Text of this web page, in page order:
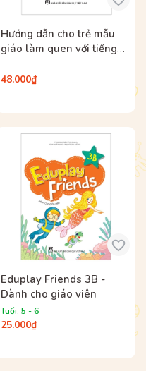
Hướng dẫn cho trẻ mẫu
giáo làm quen với tiếng
48.000₫
Eduplay Friends 3B -
Dành cho giáo viên
Tuổi: 5 - 6
25.000₫